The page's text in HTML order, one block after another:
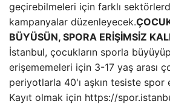
geçirebilmeleri için farklı
kampanyalar düzenleyecek.
BÜYÜSÜN, SPORA ERİŞİMSİZ
İstanbul, çocukların sporla
erişememeleri için 3-17 yaş arası
periyotlarla 40'ı aşkın tesiste
Kayıt olmak için https://